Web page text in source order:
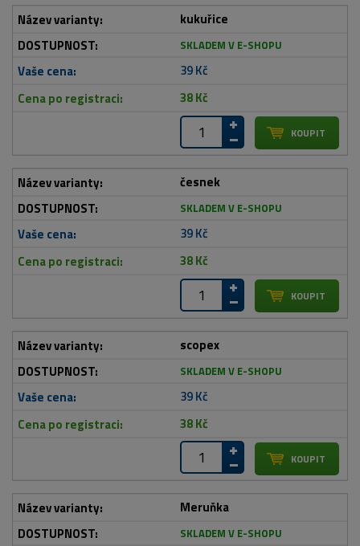
kukuřice
SKLADEM V E-SHOPU
39 Kč
38 Kč
česnek
SKLADEM V E-SHOPU
39 Kč
38 Kč
scopex
SKLADEM V E-SHOPU
39 Kč
38 Kč
Meruňka
SKLADEM V E-SHOPU